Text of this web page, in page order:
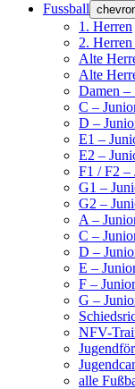
Fussball
1. Herren
2.
Alte
Alte
Damen
C –
D –
E1 –
E2 –
F1 / F2 –
G1 –
G2 –
A –
C –
D –
E –
F –
G –
NFV-
alle